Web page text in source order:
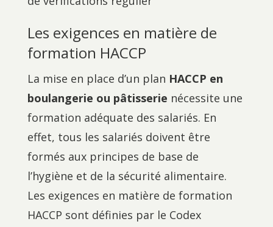
Les exigences en matière de
formation HACCP
La mise en place d’un plan HACCP en
boulangerie ou pâtisserie nécessite une
formation adéquate des salariés. En
effet, tous les salariés doivent être
formés aux principes de base de
l’hygiène et de la sécurité alimentaire.
Les exigences en matière de formation
HACCP sont définies par le Codex